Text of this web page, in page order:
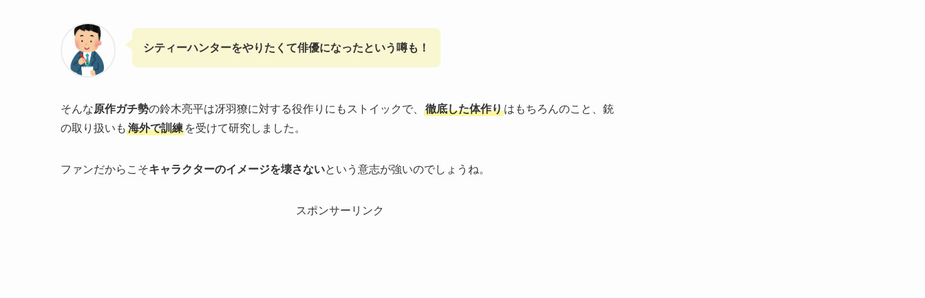
シティーハンターをやりたくて俳優になったという噂も！
そんな原作ガチ勢の鈴木亮平は冴羽獠に対する役作りにもストイックで、 徹底した体作りはもちろんのこと、銃
の取り扱いも 海外で訓練 を受けて研究しました。
ファンだからこそキャラクターのイメージを壊さないという意志が強いのでしょうね。
スポンサーリンク